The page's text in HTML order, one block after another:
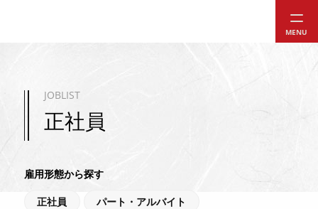
MENU
JOBLIST
正社員
雇用形態から探す
正社員 パート・アルバイト